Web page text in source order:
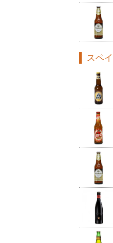
スペ